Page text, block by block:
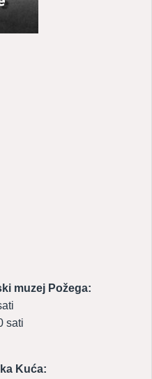
muzej Požega:
sati
Kuća: